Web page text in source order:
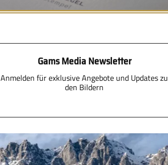
Gams Media Newsletter
Anmelden für exklusive Angebote und Updates zu
den Bildern